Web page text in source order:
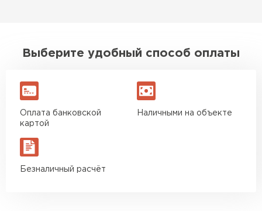
Выберите удобный способ оплаты
Оплата банковской
картой
Наличными на объекте
Безналичный расчёт
Утеплитель Юматекс Термо
ПЕРЕЙТИ
ПЕРЕЙТИ